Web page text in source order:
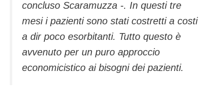
concluso Scaramuzza -. In questi tre
mesi i pazienti sono stati costretti a costi
a dir poco esorbitanti. Tutto questo è
avvenuto per un puro approccio
economicistico ai bisogni dei pazienti.